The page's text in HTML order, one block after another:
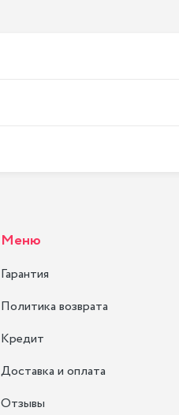
Меню
Гарантия
Политика возврата
Кредит
Доставка и оплата
Отзывы